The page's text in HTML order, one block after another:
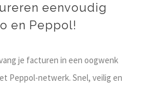
eenvoudig
en Peppol!
je facturen in een oogwenk
Peppol-netwerk. Snel, veilig en